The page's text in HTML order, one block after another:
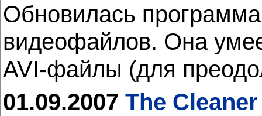
Обновилась
видеофайлов. Она
AVI-файлы (для
01.09.2007 The